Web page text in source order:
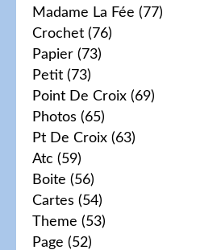
Madame La Fée (77)
Crochet (76)
Papier (73)
Petit (73)
Point De Croix (69)
Photos (65)
Pt De Croix (63)
Atc (59)
Boite (56)
Cartes (54)
Theme (53)
Page (52)